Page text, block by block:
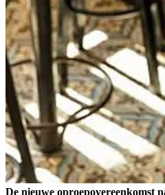
De nieuwe oproepovereenkomst